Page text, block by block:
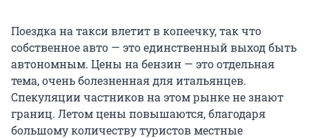
Поездка на такси влетит в копеечку, так что
собственное авто — это единственный выход быть
автономным. Цены на бензин — это отдельная
тема, очень болезненная для итальянцев.
Спекуляции частников на этом рынке не знают
границ. Летом цены повышаются, благодаря
большому количеству туристов местные